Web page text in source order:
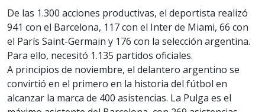
De las 1.300 acciones productivas, el deportista realizó
941 con el Barcelona, 117 con el Inter de Miami, 66 con
el París Saint-Germain y 176 con la selección argentina.
Para ello, necesitó 1.135 partidos oficiales.
A principios de noviembre, el delantero argentino se
convirtió en el primero en la historia del fútbol en
alcanzar la marca de 400 asistencias. La Pulga es el